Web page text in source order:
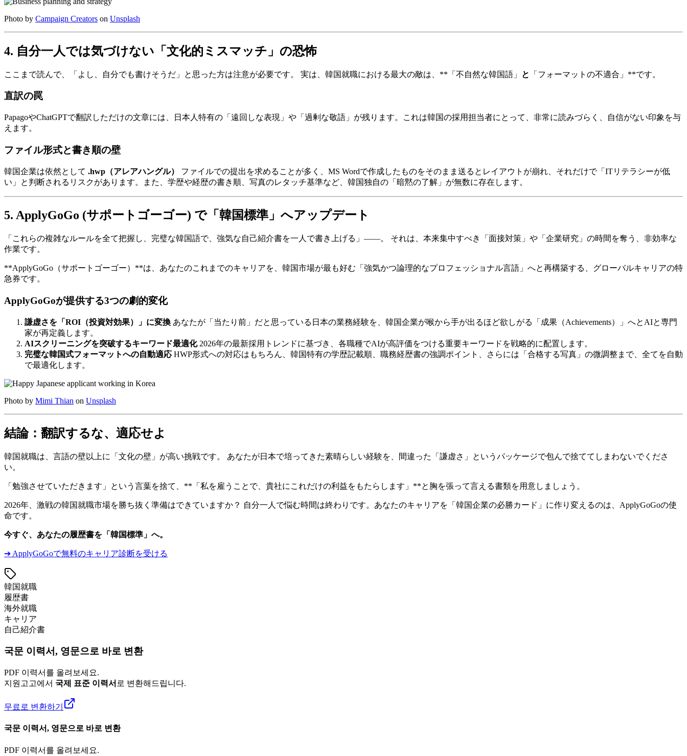
Photo by Campaign Creators on Unsplash
4. 自分一人では気づけない「文化的ミスマッチ」の恐怖
ここまで読んで、「よし、自分でも書けそうだ」と思った方は注意が必要です。 実は、韓国就職における最大の敵は、**「不自然な韓国語」 と 「フォーマットの不適合」**です。
直訳の罠
PapagoやChatGPTで翻訳しただけの文章には、日本人特有の「遠回しな表現」や「過剰な敬語」が残ります。これは韓国の採用担当者にとって、非常に読みづらく、自信がない印象を与
えます。
ファイル形式と書き順の壁
韓国企業は依然として .hwp（アレアハングル）
ファイルでの提出を求めることが多く、MS Wordで作成したものをそのまま送るとレイアウトが崩れ、それだけで「ITリテラシーが低
い」と判断されるリスクがあります。また、学歴や経歴の書き順、写真のレタッチ基準など、韓国独自の「暗黙の了解」が無数に存在します。
5. ApplyGoGo (サポートゴーゴー) で「韓国標準」へアップデート
「これらの複雑なルールを全て把握し、完璧な韓国語で、強気な自己紹介書を一人で書き上げる」——。 それは、本来集中すべき「面接対策」や「企業研究」の時間を奪う、非効率な
作業です。
​**ApplyGoGo（サポートゴーゴー）**は、あなたのこれまでのキャリアを、韓国市場が最も好む「強気かつ論理的なプロフェッショナル言語」へと再構築する、グローバルキャリアの特
急券です。
ApplyGoGoが提供する3つの劇的変化
謙虚さを「ROI（投資対効果）」に変換 あなたが「当たり前」だと思っている日本の業務経験を、韓国企業が喉から手が出るほど欲しがる「成果（Achievements）」へとAIと専門
家が再定義します。
AIスクリーニングを突破するキーワード最適化2026年の最新採用トレンドに基づき、各職種でAIが高評価をつける重要キーワードを戦略的に配置します。
完璧な韓国式フォーマットへの自動適応 HWP形式への対応はもちろん、韓国特有の学歴記載順、職務経歴書の強調ポイント、さらには「合格する写真」の微調整まで、全てを自動
で最適化します。
Photo by Mimi Thian on Unsplash
結論：翻訳するな、適応せよ
韓国就職は、言語の壁以上に「文化の壁」が高い挑戦です。 あなたが日本で培ってきた素晴らしい経験を、間違った「謙虚さ」というパッケージで包んで捨ててしまわないでくださ
い。
「勉強させていただきます」という言葉を捨て、**「私を雇うことで、貴社にこれだけの利益をもたらします」**と胸を張って言える書類を用意しましょう。
2026年、激戦の韓国就職市場を勝ち抜く準備はできていますか？ 自分一人で悩む時間は終わりです。あなたのキャリアを「韓国企業の必勝カード」に作り変えるのは、ApplyGoGoの使
命です。
今すぐ、あなたの履歴書を「韓国標準」へ。
➔ ApplyGoGoで無料のキャリア診断を受ける
韓国就職
履歴書
海外就職
キャリア
自己紹介書
국문 이력서, 영문으로 바로 변환
PDF 이력서를 올려보세요.
지원고고에서 국제 표준 이력서 로 변환해드립니다.
무료로 변환하기
국문 이력서, 영문으로 바로 변환
PDF 이력서를 올려보세요.